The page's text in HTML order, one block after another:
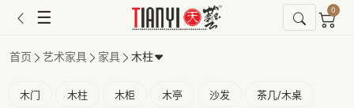
☰ 0
首页 艺术家具 家具 木柱
木门 木柱 木柜 木亭 沙发 茶几/木桌